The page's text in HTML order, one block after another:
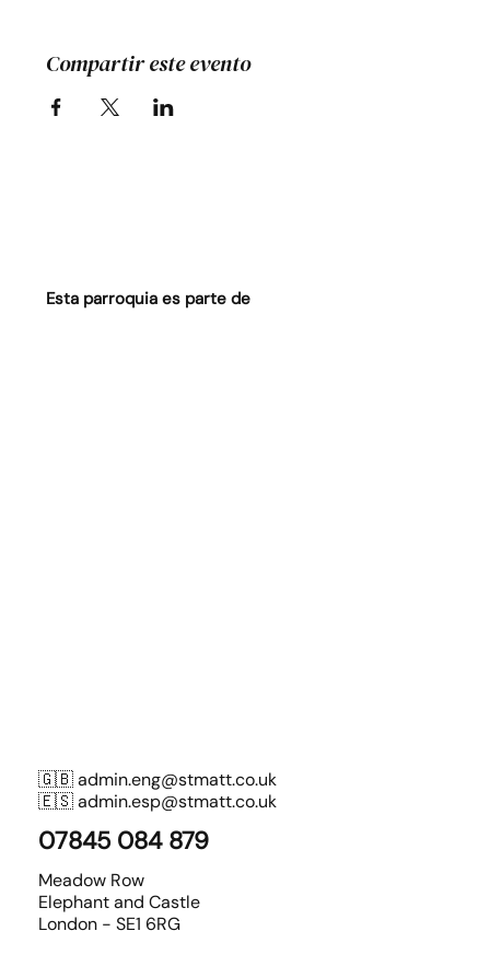
Compartir este evento
Esta parroquia es parte de
🇬🇧admin.eng@stmatt.co.uk
🇪🇸admin.esp@stmatt.co.uk
07845 084 879
Meadow Row
Elephant and Castle
London - SE1 6RG